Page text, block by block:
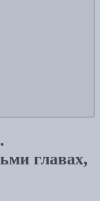
главах,